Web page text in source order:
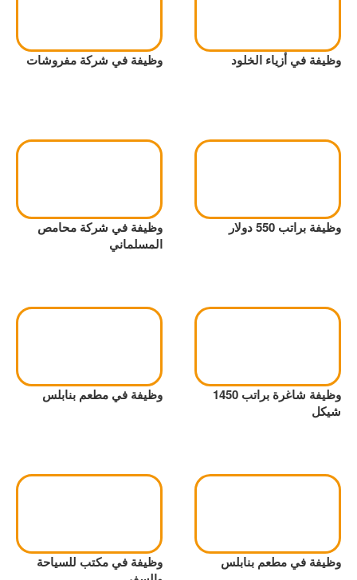
وظيفة في أزياء الخلود وظيفة في شركة مفروشات
وظيفة براتب 550 دولار
وظيفة في شركة محامص
المسلماني
وظيفة شاغرة براتب 1450
شيكل
وظيفة في مطعم بنابلس
وظيفة في مطعم بنابلس
وظيفة في مكتب للسياحة